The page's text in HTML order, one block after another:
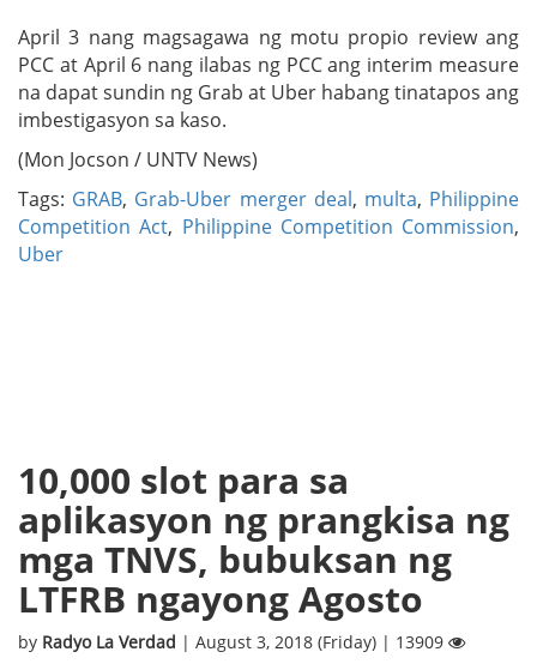
April 3 nang magsagawa ng motu propio review ang
PCC at April 6 nang ilabas ng PCC ang interim measure
na dapat sundin ng Grab at Uber habang tinatapos ang
imbestigasyon sa kaso.
(Mon Jocson / UNTV News)
Tags: GRAB, Grab-Uber merger deal, multa, Philippine
Competition Act, Philippine Competition Commission,
Uber
10,000 slot para sa
aplikasyon ng prangkisa ng
mga TNVS, bubuksan ng
LTFRB ngayong Agosto
by Radyo La Verdad | August 3, 2018 (Friday) | 13909